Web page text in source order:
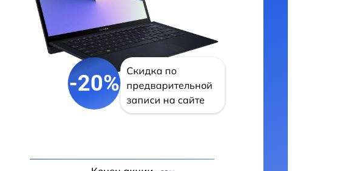
-20%
Скидка по
предварительной
записи на сайте